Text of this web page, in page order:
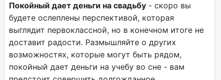
Покойный дает деньги на свадьбу - скоро вы
будете ослеплены перспективой, которая
выглядит первоклассной, но в конечном итоге не
доставит радости. Размышляйте о других
возможностях, которые могут быть рядом,
покойный дает деньги на учебу во сне - вам